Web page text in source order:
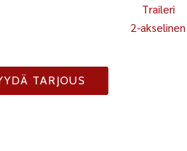
Traileri
2-akselinen
TARJOUS